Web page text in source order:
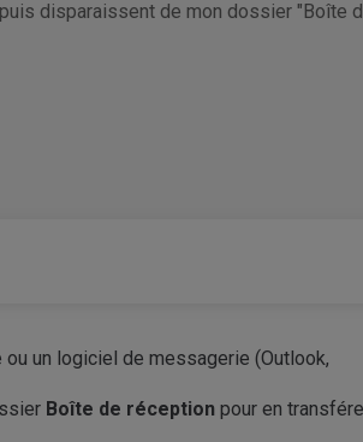
disparaissent de mon dossier "Boîte
un logiciel de messagerie (Outlook,
Boîte de réception pour en